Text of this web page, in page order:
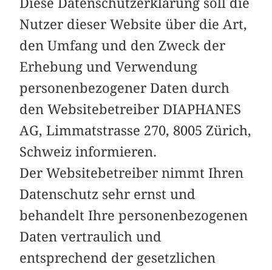
Nutzer dieser Website über die Art,
den Umfang und den Zweck der
Erhebung und Verwendung
personenbezogener Daten durch
den Websitebetreiber DIAPHANES
AG, Limmatstrasse 270, 8005 Zürich,
Schweiz informieren.
Der Websitebetreiber nimmt Ihren
Datenschutz sehr ernst und
behandelt Ihre personenbezogenen
Daten vertraulich und
entsprechend der gesetzlichen